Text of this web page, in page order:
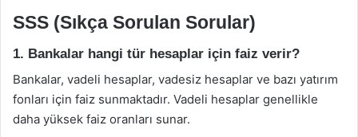
SSS (Sıkça Sorulan Sorular)
1. Bankalar hangi tür hesaplar için faiz verir?
Bankalar, vadeli hesaplar, vadesiz hesaplar ve bazı yatırım
fonları için faiz sunmaktadır. Vadeli hesaplar genellikle
daha yüksek faiz oranları sunar.